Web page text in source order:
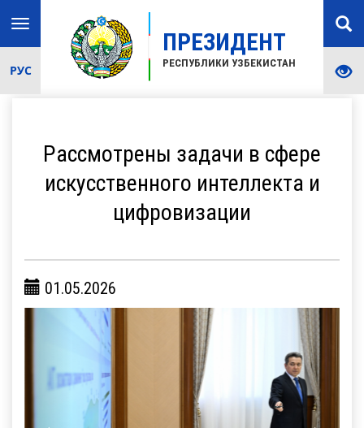
ПРЕЗИДЕНТ
РЕСПУБЛИКИ УЗБЕКИСТАН
Toggle
navigation
РУС
Рассмотрены задачи в сфере
искусственного интеллекта и
цифровизации
01.05.2026